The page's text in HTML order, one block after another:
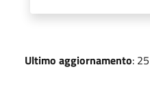
Ultimo aggiornamento: